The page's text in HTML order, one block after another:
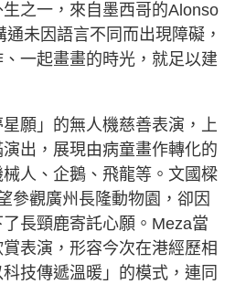
之一，來自墨西哥的Alonso
未因語言不同而出現障礙，
、一起畫畫的時光，就足以建
願」的無人機慈善表演，上
出，展現由病童畫作轉化的
人、企鵝、飛龍等。文國樑
參觀廣州長隆動物園，卻因
長頸鹿寄託心願。Meza當
表演，形容今次在港經歷相
技傳遞溫暖」的模式，連同